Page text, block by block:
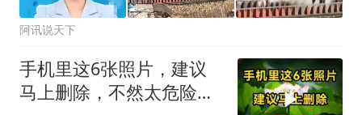
阿讯说天下
手机里这6张照片，建议
马上删除，不然太危险，